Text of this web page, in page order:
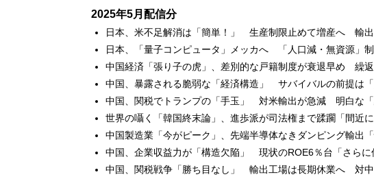
2025年5月配信分
日本、米不足解消は「簡単！」 生産制限止めて増産へ 輸出
日本、「量子コンピュータ」メッカへ 「人口減・無資源」
中国経済「張り子の虎」、差別的な戸籍制度が衰退早め 繰返
中国、暴露される脆弱な「経済構造」 サバイバルの前提は「
中国、関税でトランプの「手玉」 対米輸出が急減 明白な「
世界の囁く「韓国終末論」、進歩派が司法権まで蹂躙「間近に
中国製造業「今がピーク」、先端半導体なきダンピング輸出「
中国、企業収益力が「構造欠陥」 現状のROE6％台「さらに
中国、関税戦争「勝ち目なし」 輸出工場は長期休業へ 対